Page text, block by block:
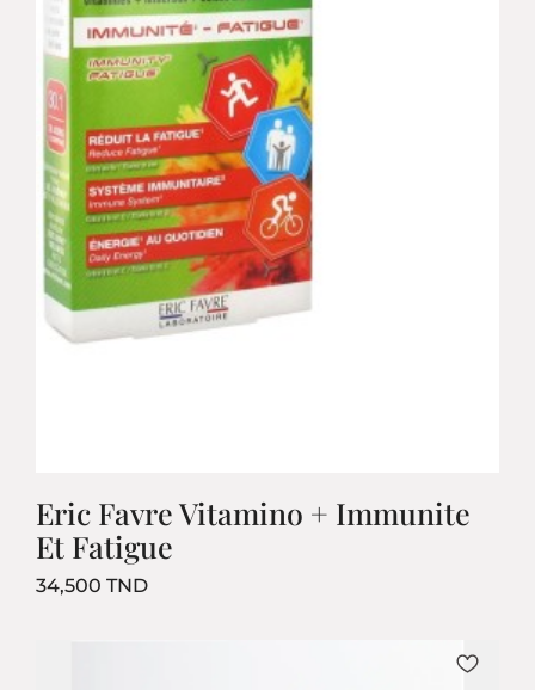
Eric Favre Vitamino + Immunite
Et Fatigue
34,500 TNDPrix